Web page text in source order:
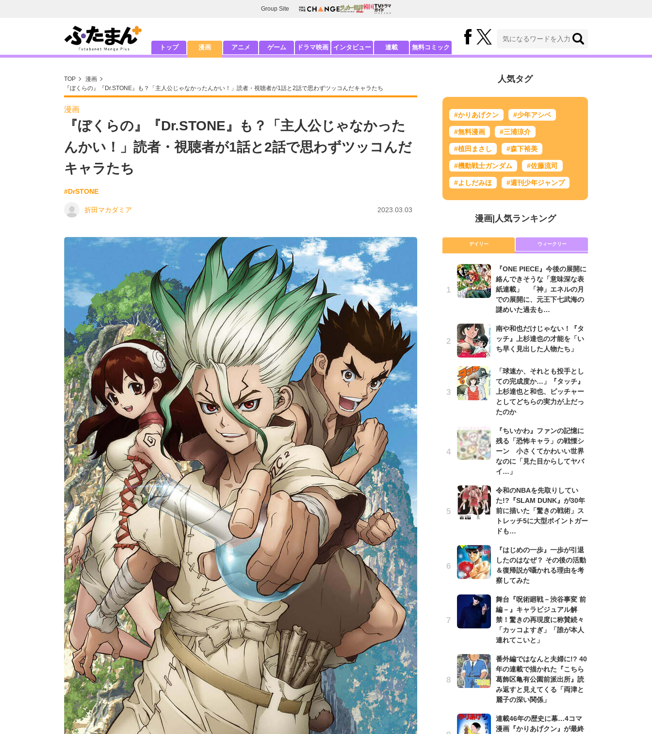
Group Site
トップ 漫画 アニメ ゲーム ドラマ映画 インタビュー 連載 無料コミック
TOP
漫画
『ぼくらの』『Dr.STONE』も？「主人公じゃなかったんかい！」読者・視聴者が1話と2話で思わずツッコんだキャラたち
漫画
『ぼくらの』『Dr.STONE』も？「主人公じゃなかった
んかい！」読者・視聴者が1話と2話で思わずツッコんだ
キャラたち
#DrSTONE
折田マカダミア 2023.03.03
人気タグ
#かりあげクン #少年アシベ
#無料漫画 #三浦涼介
#植田まさし #森下裕美
#機動戦士ガンダム #佐藤流司
#よしだみほ #週刊少年ジャンプ
漫画| 人気ランキング
デイリー ウィークリー
『ONE PIECE』今後の展開に
絡んできそうな「意味深な表
紙連載」 「神」エネルの月
での展開に、元王下七武海の
謎めいた過去も…
南や和也だけじゃない！『タ
ッチ』上杉達也の才能を「い
ち早く見出した人物たち」
「球速か、それとも投手とし
ての完成度か…」『タッチ』
上杉達也と和也、ピッチャー
としてどちらの実力が上だっ
たのか
『ちいかわ』ファンの記憶に
残る「恐怖キャラ」の戦慄シ
ーン 小さくてかわいい世界
なのに「見た目からしてヤバ
イ…」
令和のNBAを先取りしてい
た!?『SLAM DUNK』が30年
前に描いた「驚きの戦術」ス
トレッチ5に大型ポイントガー
ドも…
『はじめの一歩』一歩が引退
したのはなぜ？ その後の活動
＆復帰説が囁かれる理由を考
察してみた
舞台『呪術廻戦－渋谷事変 前
編－』キャラビジュアル解
禁！驚きの再現度に称賛続々
「カッコよすぎ」「誰が本人
連れてこいと」
番外編ではなんと夫婦に!? 40
年の連載で描かれた『こちら
葛飾区亀有公園前派出所』読
み返すと見えてくる「両津と
麗子の深い関係」
連載46年の歴史に幕…4コマ
漫画『かりあげクン』が最終